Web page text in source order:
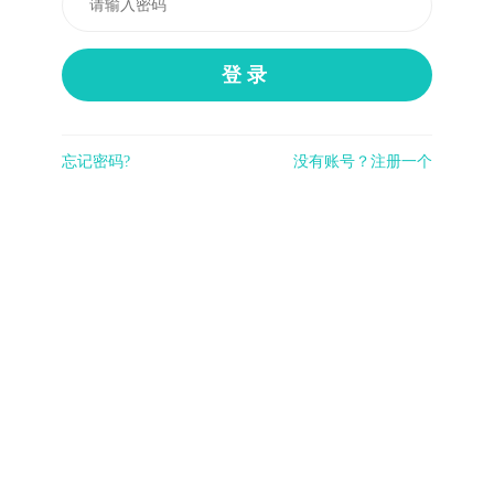
登录
没有账号？注册一个
忘记密码?